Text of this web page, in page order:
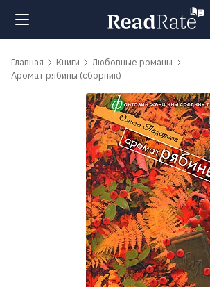
Поиск
обсуждаемые
Главная Книги
Любовные романы
Аромат рябины (сборник)